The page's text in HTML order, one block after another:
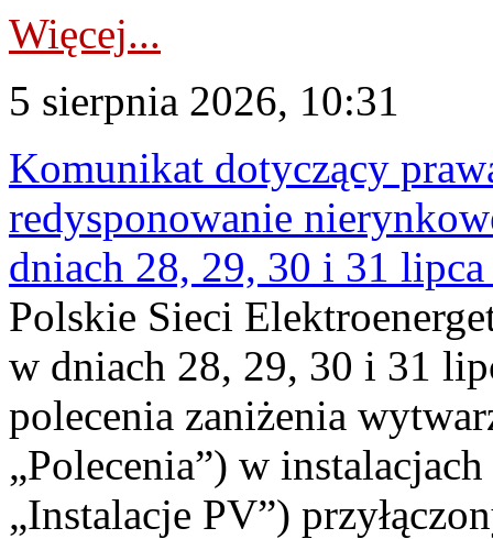
Więcej...
5 sierpnia 2026, 10:31
Komunikat dotyczący
redysponowanie
dniach 28, 29, 30 i 31
Polskie Sieci
w dniach 28, 29, 30 i 31
polecenia zaniżenia
„Polecenia”) w
„Instalacje PV”)